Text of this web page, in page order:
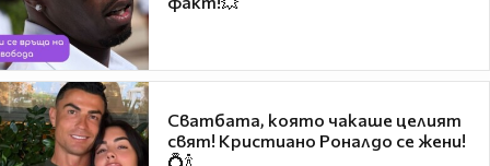
Сватбата, която чакаше целият
свят! Кристиано Роналдо се жени!
💍🍾